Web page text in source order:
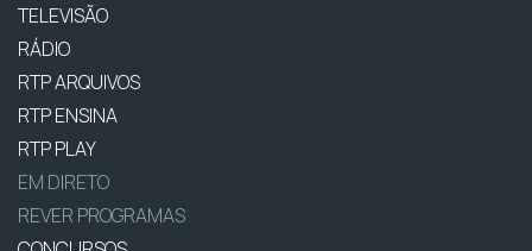
TELEVISÃO
RÁDIO
RTP ARQUIVOS
RTP ENSINA
RTP PLAY
EM DIRETO
REVER PROGRAMAS